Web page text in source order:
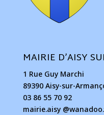
MAIRIE D’AISY
1 Rue Guy Marchi
89390 Aisy-sur-
03 86 55 70 92
mairie.aisy